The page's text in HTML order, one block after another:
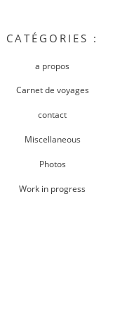
CATÉGORIES :
a propos
Carnet de voyages
contact
Miscellaneous
Photos
Work in progress